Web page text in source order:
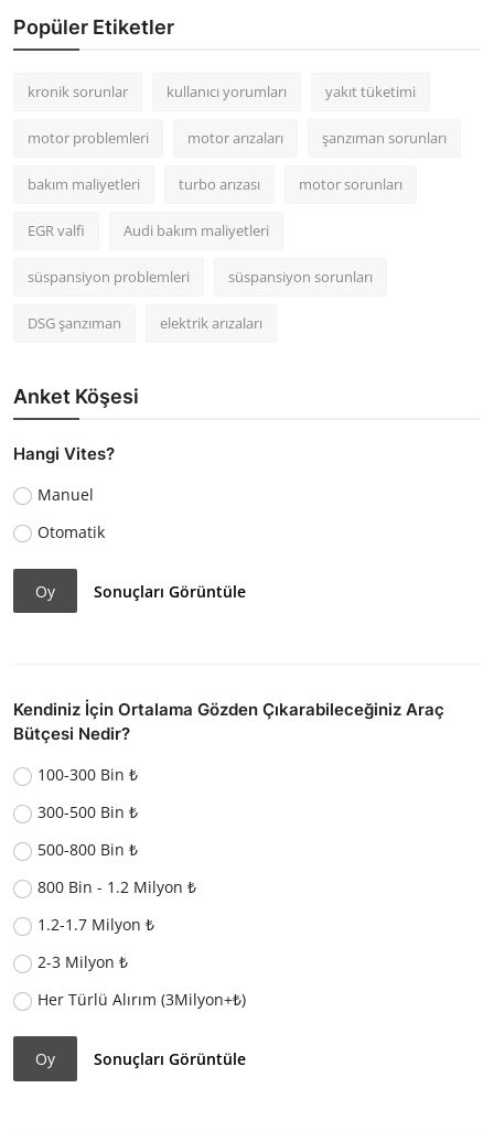
Popüler Etiketler
kronik sorunlar kullanıcı yorumları yakıt tüketimi
motor problemleri motor arızaları şanzıman sorunları
bakım maliyetleri turbo arızası motor sorunları
EGR valfi Audi bakım maliyetleri
süspansiyon problemleri süspansiyon sorunları
DSG şanzıman elektrik arızaları
Anket Köşesi
Hangi Vites?
Manuel
Otomatik
Oy Sonuçları Görüntüle
Kendiniz İçin Ortalama Gözden Çıkarabileceğiniz Araç
Bütçesi Nedir?
100-300 Bin ₺
300-500 Bin ₺
500-800 Bin ₺
800 Bin - 1.2 Milyon ₺
1.2-1.7 Milyon ₺
2-3 Milyon ₺
Her Türlü Alırım (3Milyon+₺)
Oy Sonuçları Görüntüle